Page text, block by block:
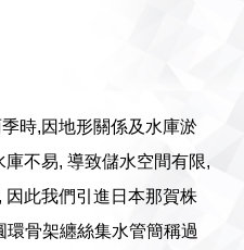
時,因地形關係及水庫淤
不易, 導致儲水空間有限,
因此我們引進日本那賀株
骨架纏絲集水管簡稱過